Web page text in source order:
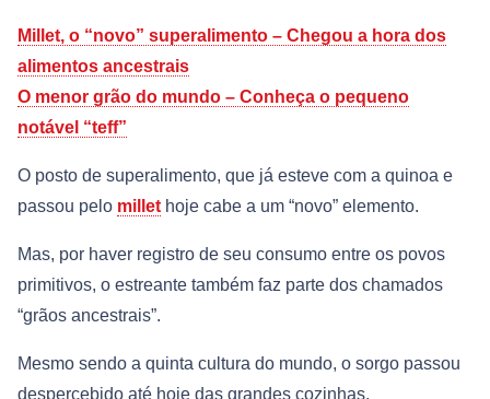
Millet, o “novo” superalimento – Chegou a hora dos
alimentos ancestrais
O menor grão do mundo – Conheça o pequeno
notável “teff”
O posto de superalimento, que já esteve com a quinoa e
passou pelo millet hoje cabe a um “novo” elemento.
Mas, por haver registro de seu consumo entre os povos
primitivos, o estreante também faz parte dos chamados
“grãos ancestrais”.
Mesmo sendo a quinta cultura do mundo, o sorgo passou
despercebido até hoje das grandes cozinhas.